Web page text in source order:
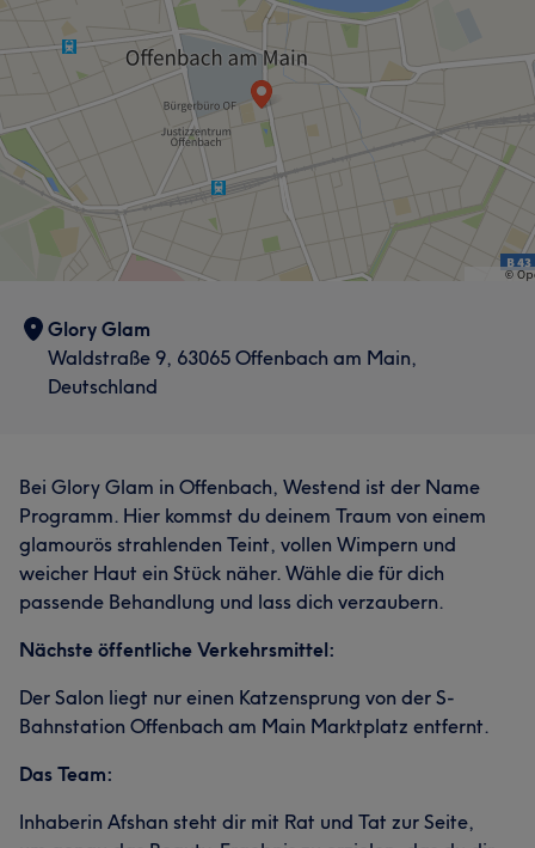
Kompetent 6
Glory Glam
Waldstraße 9, 63065 Offenbach am Main,
Deutschland
Bei Glory Glam in Offenbach, Westend ist der Name
Programm. Hier kommst du deinem Traum von einem
glamourös strahlenden Teint, vollen Wimpern und
weicher Haut ein Stück näher. Wähle die für dich
passende Behandlung und lass dich verzaubern.
Nächste öffentliche Verkehrsmittel:
Der Salon liegt nur einen Katzensprung von der S-
Bahnstation Offenbach am Main Marktplatz entfernt.
Das Team:
Inhaberin Afshan steht dir mit Rat und Tat zur Seite,